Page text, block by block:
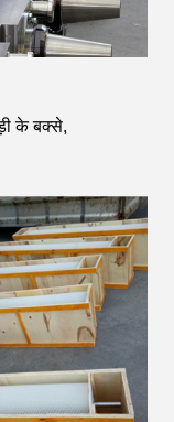
के बक्से,